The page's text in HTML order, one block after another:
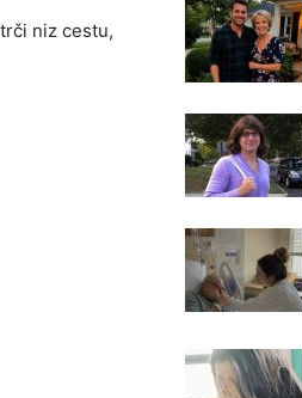
niz cestu,